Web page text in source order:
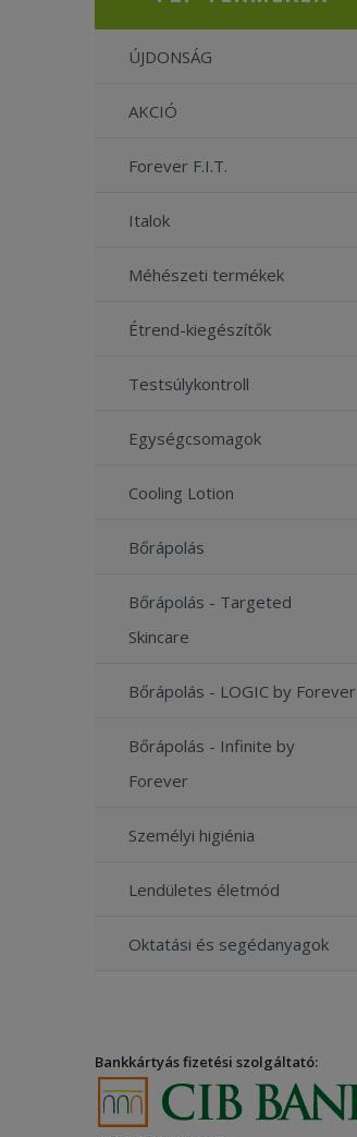
ÚJDONSÁG
AKCIÓ
Forever F.I.T.
Italok
Méhészeti termékek
Étrend-kiegészítők
Testsúlykontroll
Egységcsomagok
Cooling Lotion
Bőrápolás
Bőrápolás - Targeted
Skincare
Bőrápolás - LOGIC by Forever
Bőrápolás - Infinite by
Forever
Személyi higiénia
Lendületes életmód
Oktatási és segédanyagok
Bankkártyás fizetési szolgáltató: